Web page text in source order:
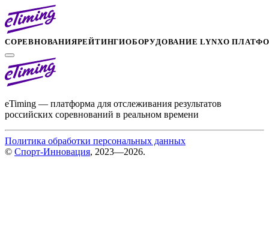
СОРЕВНОВАНИЯРЕЙТИНГИОБОРУДОВАНИЕ LYNXО
eTiming — платформа для отслеживания результатов
российских соревнований в реальном времени
Политика обработки персональных данных
© Спорт-Инновация, 2023—2026.